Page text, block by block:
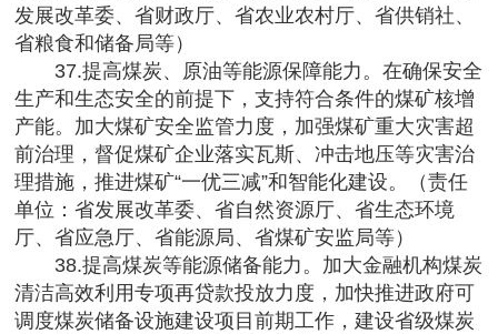
发展改革委、省财政厅、省农业农村厅、省供销社、
省粮食和储备局等）
37.提高煤炭、原油等能源保障能力。在确保安全
生产和生态安全的前提下，支持符合条件的煤矿核增
产能。加大煤矿安全监管力度，加强煤矿重大灾害超
前治理，督促煤矿企业落实瓦斯、冲击地压等灾害治
理措施，推进煤矿“一优三减”和智能化建设。（责任
单位：省发展改革委、省自然资源厅、省生态环境
厅、省应急厅、省能源局、省煤矿安监局等）
38.提高煤炭等能源储备能力。加大金融机构煤炭
清洁高效利用专项再贷款投放力度，加快推进政府可
调度煤炭储备设施建设项目前期工作，建设省级煤炭